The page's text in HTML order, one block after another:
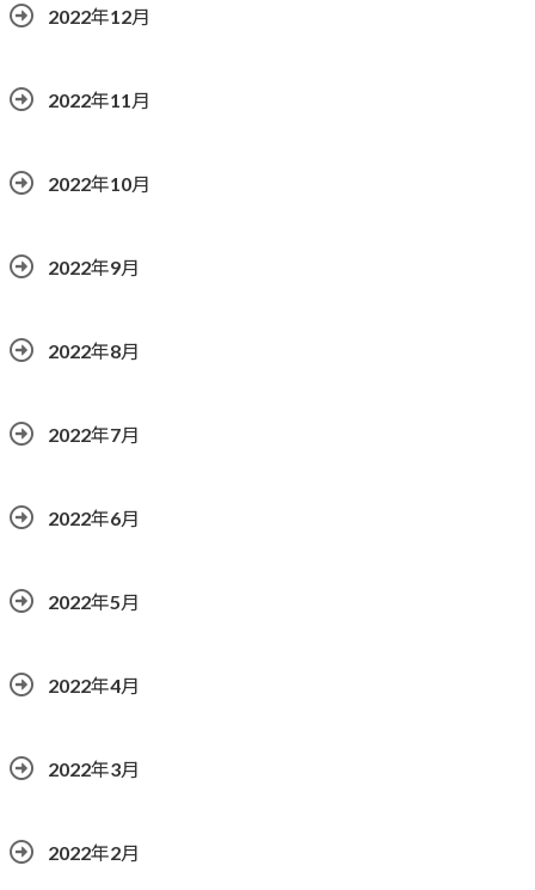
2022年12月
2022年11月
2022年10月
2022年9月
2022年8月
2022年7月
2022年6月
2022年5月
2022年4月
2022年3月
2022年2月